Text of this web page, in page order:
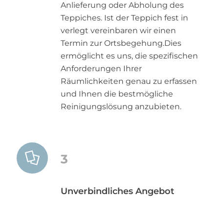
Anlieferung oder Abholung des
Teppiches. Ist der Teppich fest in
verlegt vereinbaren wir einen
Termin zur Ortsbegehung.Dies
ermöglicht es uns, die spezifischen
Anforderungen Ihrer
Räumlichkeiten genau zu erfassen
und Ihnen die bestmögliche
Reinigungslösung anzubieten.
3
Unverbindliches Angebot